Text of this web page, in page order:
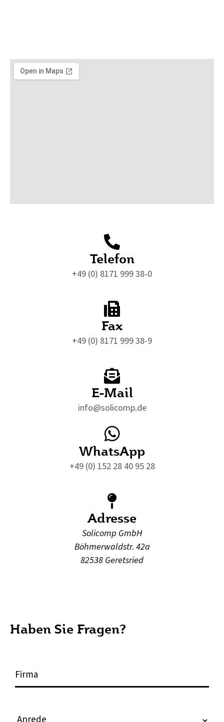
Telefon
+49 (0) 8171 999 38-0
Fax
+49 (0) 8171 999 38-9
E-Mail
info@solicomp.de
WhatsApp
+49 (0) 152 28 40 95 28
Adresse
Solicomp GmbH
Böhmerwaldstr. 42a
82538 Geretsried
Haben Sie Fragen?
F
i
aA